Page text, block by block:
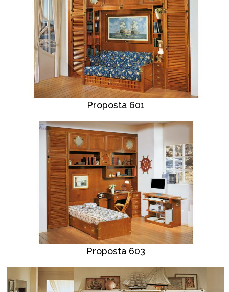
Proposta 601
Proposta 603